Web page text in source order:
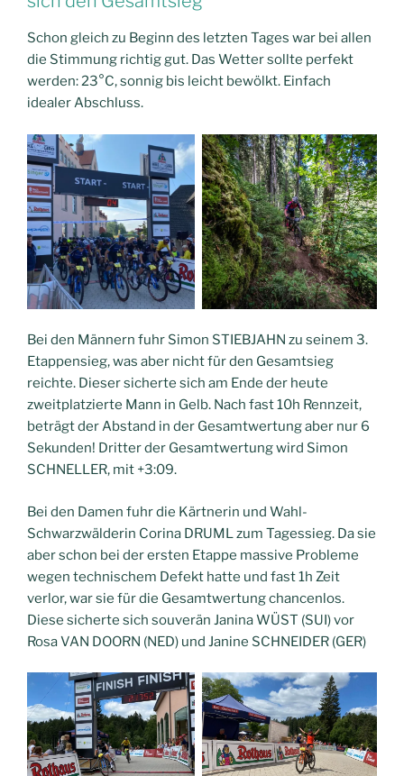
Schon gleich zu Beginn des letzten Tages war bei allen
die Stimmung richtig gut. Das Wetter sollte perfekt
werden: 23°C, sonnig bis leicht bewölkt. Einfach
idealer Abschluss.
Bei den Männern fuhr Simon STIEBJAHN zu seinem 3.
Etappensieg, was aber nicht für den Gesamtsieg
reichte. Dieser sicherte sich am Ende der heute
zweitplatzierte Mann in Gelb. Nach fast 10h Rennzeit,
beträgt der Abstand in der Gesamtwertung aber nur 6
Sekunden! Dritter der Gesamtwertung wird Simon
SCHNELLER, mit +3:09.
Bei den Damen fuhr die Kärtnerin und Wahl-
Schwarzwälderin Corina DRUML zum Tagessieg. Da sie
aber schon bei der ersten Etappe massive Probleme
wegen technischem Defekt hatte und fast 1h Zeit
verlor, war sie für die Gesamtwertung chancenlos.
Diese sicherte sich souverän Janina WÜST (SUI) vor
Rosa VAN DOORN (NED) und Janine SCHNEIDER (GER)